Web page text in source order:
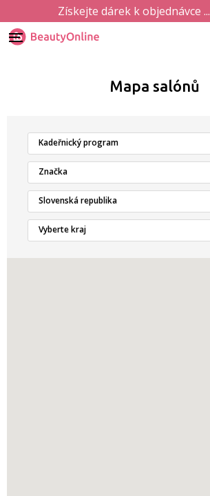
Získejte dárek k objednávce ...
Mapa salónů
Kadeřnický program
Značka
Slovenská republika
Vyberte kraj